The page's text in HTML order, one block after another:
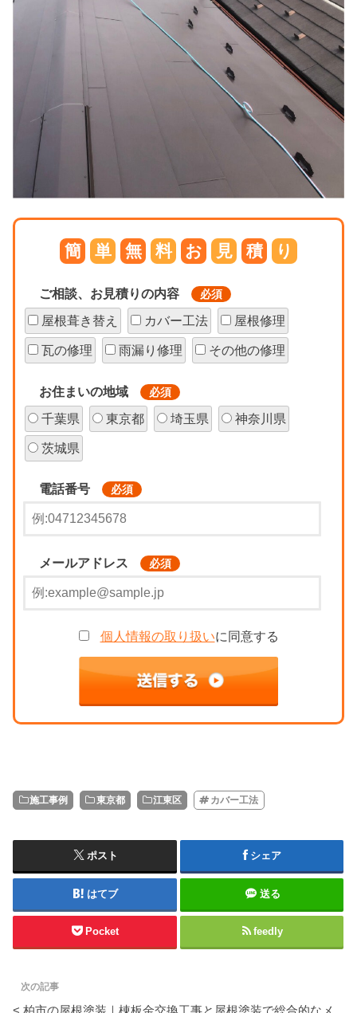
簡 単 無 料 お 見 積 り
ご相談、お見積りの内容 必須
屋根葺き替え カバー工法 屋根修理
瓦の修理 雨漏り修理 その他の修理
お住まいの地域 必須
千葉県 東京都 埼玉県 神奈川県
茨城県
電話番号 必須
メールアドレス 必須
個人情報の取り扱いに同意する
施工事例 東京都 江東区 カバー工法
ポスト シェア
はてブ 送る
Pocket feedly
次の記事